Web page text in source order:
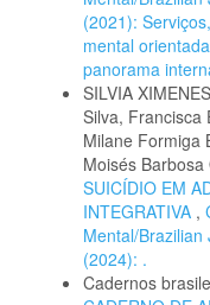
(2021):
mental
panorama
SILVIA
Silva, Francisca
Milane Formiga
Moisés Barbosa
SUICÍDIO EM
INTEGRATIVA ,
Mental/
(2024): .
Cadernos